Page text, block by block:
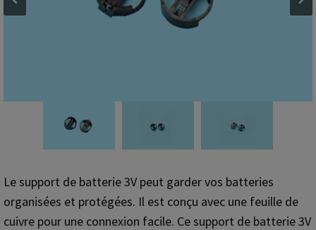
Le support de batterie 3V peut garder vos batteries
organisées et protégées. Il est conçu avec une feuille de
cuivre pour une connexion facile. Ce support de batterie 3V